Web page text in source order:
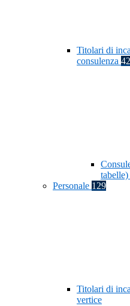
Titolari di
consulenza 42
tabelle)
Personale 129
Titolari di
vertice